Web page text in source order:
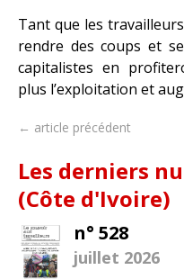
Tant que les
rendre des coups et
capitalistes en
plus l’exploitation et
← article précédent
Les derniers
(Côte d'Ivoire)
n° 528
juillet 2026